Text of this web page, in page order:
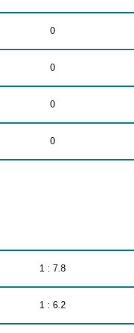
0
0
0
0
1 : 7.8
1 : 6.2